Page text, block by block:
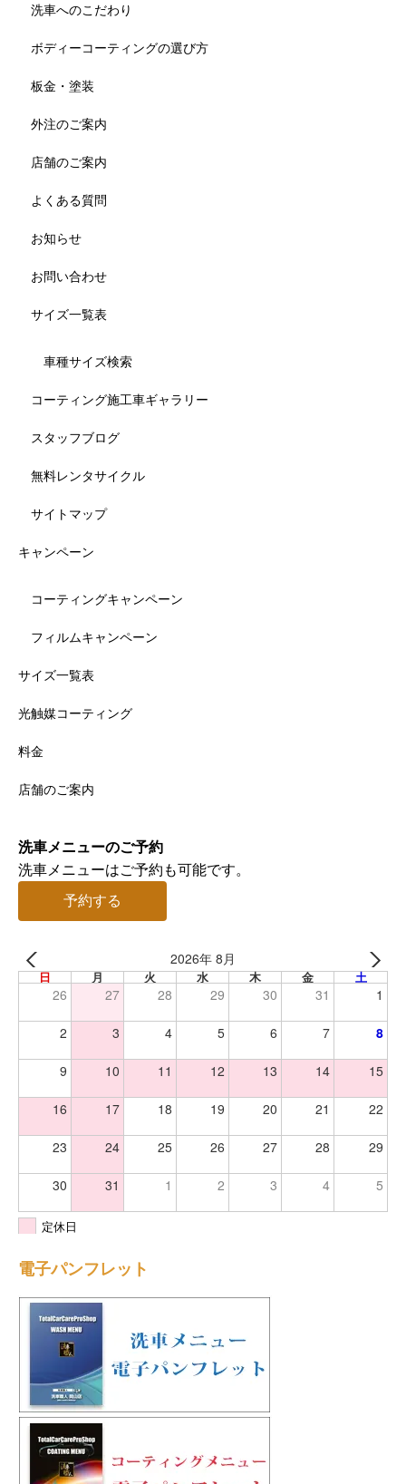
洗車へのこだわり
ボディーコーティングの選び方
板金・塗装
外注のご案内
店舗のご案内
よくある質問
お知らせ
お問い合わせ
サイズ一覧表
車種サイズ検索
コーティング施工車ギャラリー
スタッフブログ
無料レンタサイクル
サイトマップ
キャンペーン
コーティングキャンペーン
フィルムキャンペーン
サイズ一覧表
光触媒コーティング
料金
店舗のご案内
洗車メニューのご予約
洗車メニューはご予約も可能です。
予約する
2026年 8月
日 月 火 水 木 金 土
26 27 28 29 30 31 1
2 3 4 5 6 7 8
9 10 11 12 13 14 15
16 17 18 19 20 21 22
23 24 25 26 27 28 29
30 31 1 2 3 4 5
定休日
電子パンフレット